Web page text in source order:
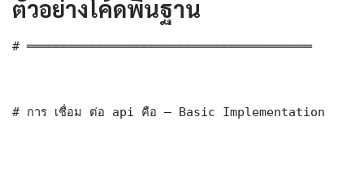
ตัวอย่างโค้ดพื้นฐาน
# ═══════════════════════════════════════
# การ เชื่อม ต่อ api คือ — Basic Implementation